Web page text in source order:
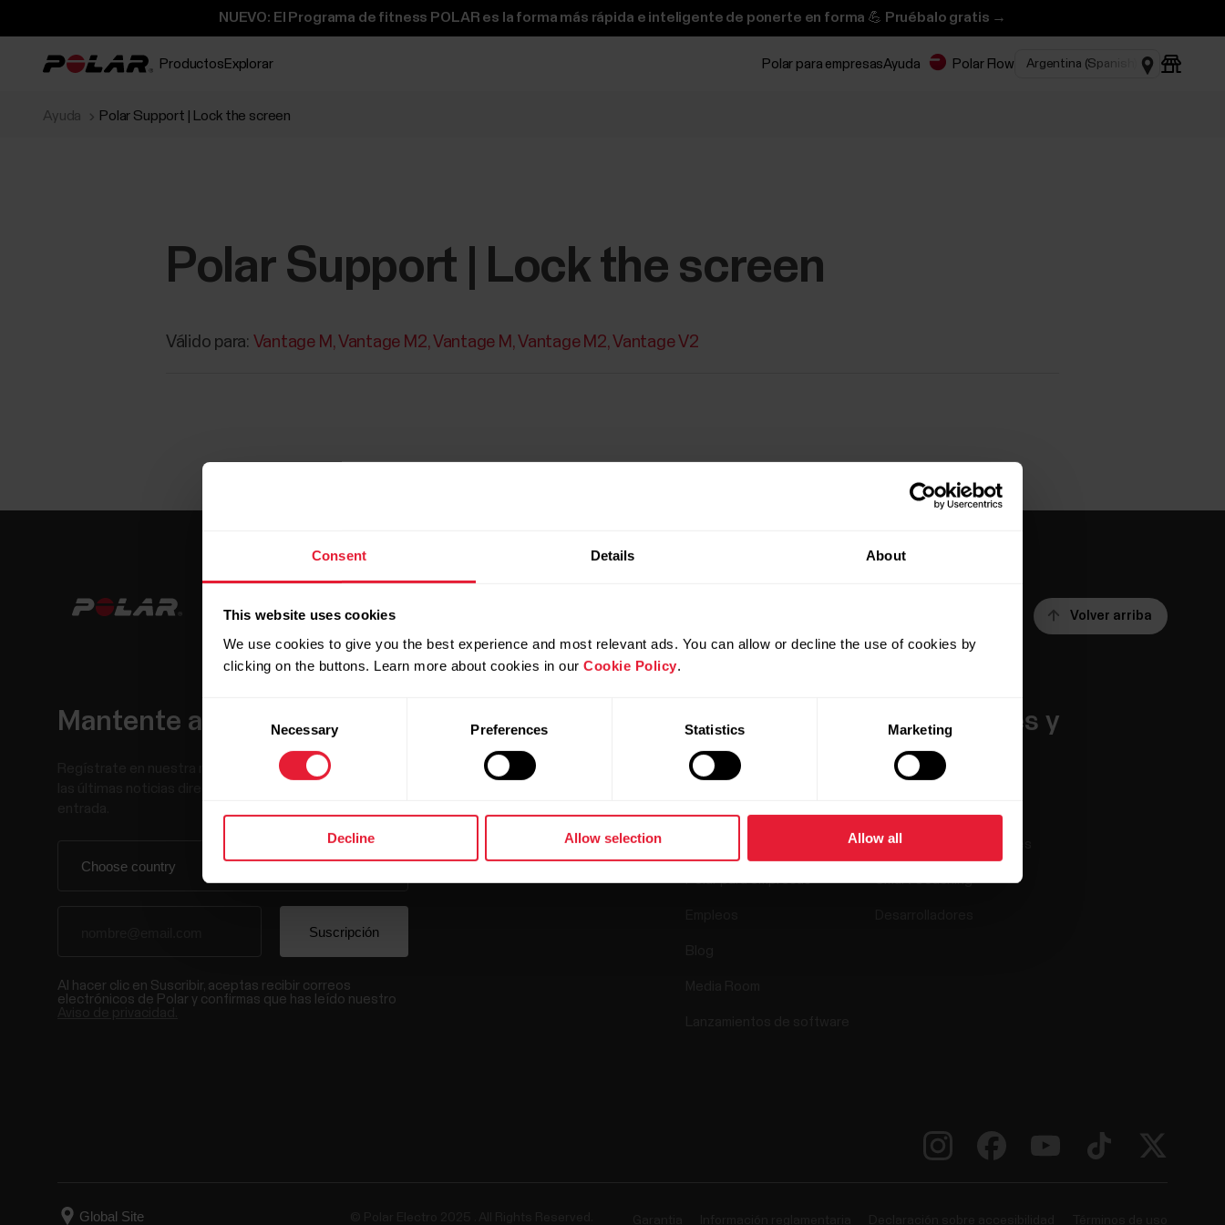
Consent Details About
This website uses cookies
We use cookies to give you the best experience and most relevant ads. You can allow or decline the use of cookies by
clicking on the buttons. Learn more about cookies in our Cookie Policy.
Necessary Preferences Statistics Marketing
Decline Allow selection Allow all
NUEVO: El Programa de fitness POLAR es la forma más rápida e inteligente de ponerte en forma 💪 Pruébalo gratis →
Productos Explorar Polar para empresasAyuda Polar Flow
Ayuda Polar Support | Lock the screen
Polar Support | Lock the screen
Válido para: Vantage M Vantage M2 Vantage M Vantage M2 Vantage V2
Volver arriba
Mantente al día.
Regístrate en nuestra newsletter quincenal y recibe
Al hacer clic en Suscribir, aceptas recibir correos
electrónicos de Polar y confirmas que has leído nuestro
Productos
Relojes
Sensores
Acerca de
Polar
Polar para empresas
Aplicaciones y
servicios
Aplicaciones compatibles
Smart Coaching